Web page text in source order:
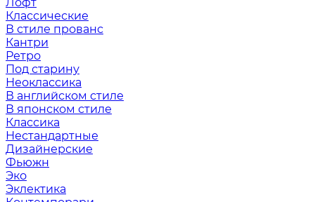
Классические
В стиле прованс
Кантри
Ретро
Под старину
Неоклассика
В английском стиле
В японском стиле
Классика
Нестандартные
Дизайнерские
Фьюжн
Эко
Эклектика